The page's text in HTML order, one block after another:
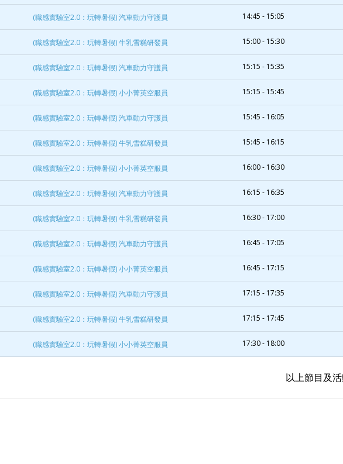
(職感實驗室2.0：玩轉暑假) 汽車動力守護員 14:45 - 15:05
(職感實驗室2.0：玩轉暑假) 牛乳雪糕研發員 15:00 - 15:30
(職感實驗室2.0：玩轉暑假) 汽車動力守護員 15:15 - 15:35
(職感實驗室2.0：玩轉暑假) 小小菁英空服員 15:15 - 15:45
(職感實驗室2.0：玩轉暑假) 汽車動力守護員 15:45 - 16:05
(職感實驗室2.0：玩轉暑假) 牛乳雪糕研發員 15:45 - 16:15
(職感實驗室2.0：玩轉暑假) 小小菁英空服員 16:00 - 16:30
(職感實驗室2.0：玩轉暑假) 汽車動力守護員 16:15 - 16:35
(職感實驗室2.0：玩轉暑假) 牛乳雪糕研發員 16:30 - 17:00
(職感實驗室2.0：玩轉暑假) 汽車動力守護員 16:45 - 17:05
(職感實驗室2.0：玩轉暑假) 小小菁英空服員 16:45 - 17:15
(職感實驗室2.0：玩轉暑假) 汽車動力守護員 17:15 - 17:35
(職感實驗室2.0：玩轉暑假) 牛乳雪糕研發員 17:15 - 17:45
(職感實驗室2.0：玩轉暑假) 小小菁英空服員 17:30 - 18:00
以上節目及